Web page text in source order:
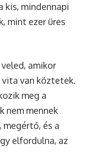
kis, mindennapi
mint ezer üres
amikor
van köztetek.
meg a
nem mennek
megértő, és a
elfordulna, az